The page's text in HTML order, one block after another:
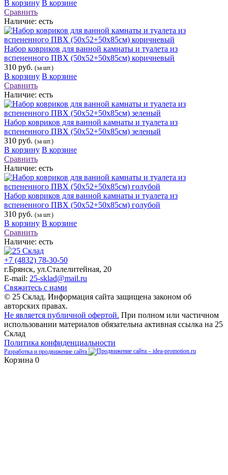
В корзину В корзине
Сравнить
Наличие: есть
Набор ковриков для ванной камнаты и туалета из
вспененного ПВХ (50х52+50х85см) коричневый
310 руб. (за шт.)
В корзину В корзине
Сравнить
Наличие: есть
Набор ковриков для ванной камнаты и туалета из
вспененного ПВХ (50х52+50х85см) зеленый
310 руб. (за шт.)
В корзину В корзине
Сравнить
Наличие: есть
Набор ковриков для ванной камнаты и туалета из
вспененного ПВХ (50х52+50х85см) голубой
310 руб. (за шт.)
В корзину В корзине
Сравнить
Наличие: есть
+7 (4832) 78-30-50
г.Брянск, ул.Сталелитейная, 20
E-mail: 25-sklad@mail.ru
Свяжитесь с нами
© 25 Склад. Информация сайта защищена законом об
авторских правах.
Не является публичной офертой. При полном или частичном
использовании материалов обязательна активная ссылка на 25
Склад
Политика конфиденциальности
Разработка и продвижение сайта
Корзина 0